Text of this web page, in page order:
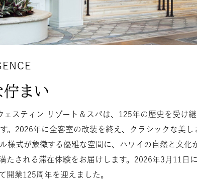
まい
スティン リゾート＆スパは、125年の歴史を受け
。2026年に全客室の改装を終え、クラシックな美し
様式が象徴する優雅な空間に、ハワイの自然と文化
たされる滞在体験をお届けします。2026年3月11日に
開業125周年を迎えました。